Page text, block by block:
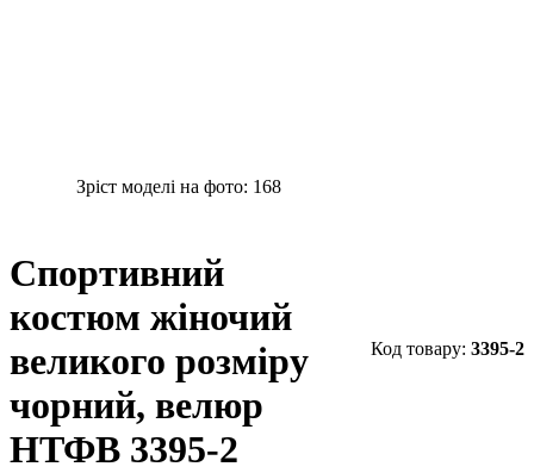
Зріст моделі на фото: 168
Спортивний
костюм жіночий
великого розміру
чорний, велюр
НТФВ 3395-2
3395-2